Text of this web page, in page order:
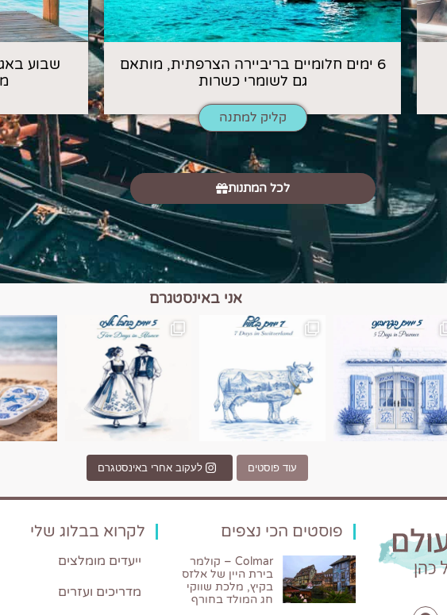
6 ימים חלומיים בריביירה הצרפתית, מותאם
גם לשומרי כשרות
קליק למתנה
שבוע
לכל המתנות
אני באינסטגרם
טיול בין כפרים, יין ונופים בחבל אלזס צרפת
יש רגע כזה בחופשה שבו הכל נהיה פשוט יותר. החול, הי
יש ערים בעולם שמרגישות כמו מסע בזמן.
עוד פוסטים לעקוב אחרי באינסטגרם
פוסטים הכי נצפים
Colmar – קולמר
בירת היין של אלזס
בקיץ, מלכת שווקי
חג המולד בחורף
לקרוא בבלוג שלי
ייעדים מומלצים
מדריכים ועזרים